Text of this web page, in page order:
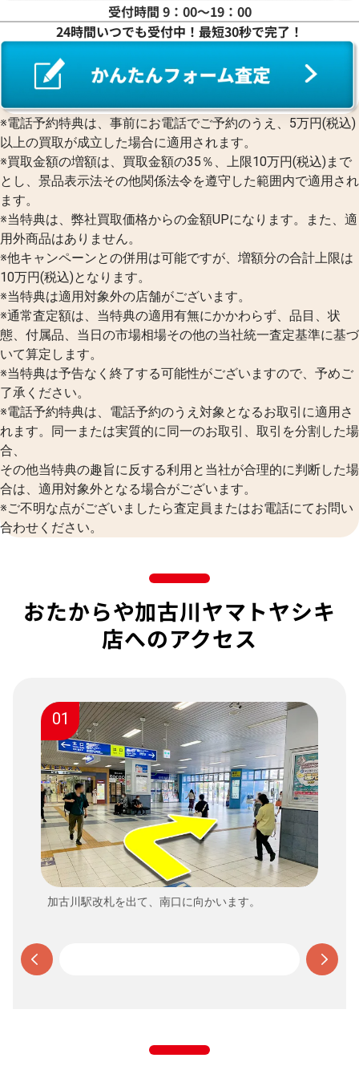
受付時間 9：00〜19：00
24時間いつでも受付中！最短30秒で完了！
※電話予約特典は、事前にお電話でご予約のうえ、5万円(税込)
以上の買取が成立した場合に適用されます。
※買取金額の増額は、買取金額の35％、上限10万円(税込)まで
とし、景品表示法その他関係法令を遵守した範囲内で適用され
ます。
※当特典は、弊社買取価格からの金額UPになります。また、適
用外商品はありません。
※他キャンペーンとの併用は可能ですが、増額分の合計上限は
10万円(税込)となります。
※当特典は適用対象外の店舗がございます。
※通常査定額は、当特典の適用有無にかかわらず、品目、状
態、付属品、当日の市場相場その他の当社統一査定基準に基づ
いて算定します。
※当特典は予告なく終了する可能性がございますので、予めご
了承ください。
※電話予約特典は、電話予約のうえ対象となるお取引に適用さ
れます。同一または実質的に同一のお取引、取引を分割した場
合、
その他当特典の趣旨に反する利用と当社が合理的に判断した場
合は、適用対象外となる場合がございます。
※ご不明な点がございましたら査定員またはお電話にてお問い
合わせください。
おたからや加古川ヤマトヤシキ
店へのアクセス
01
加古川駅改札を出て、南口に向かいます。